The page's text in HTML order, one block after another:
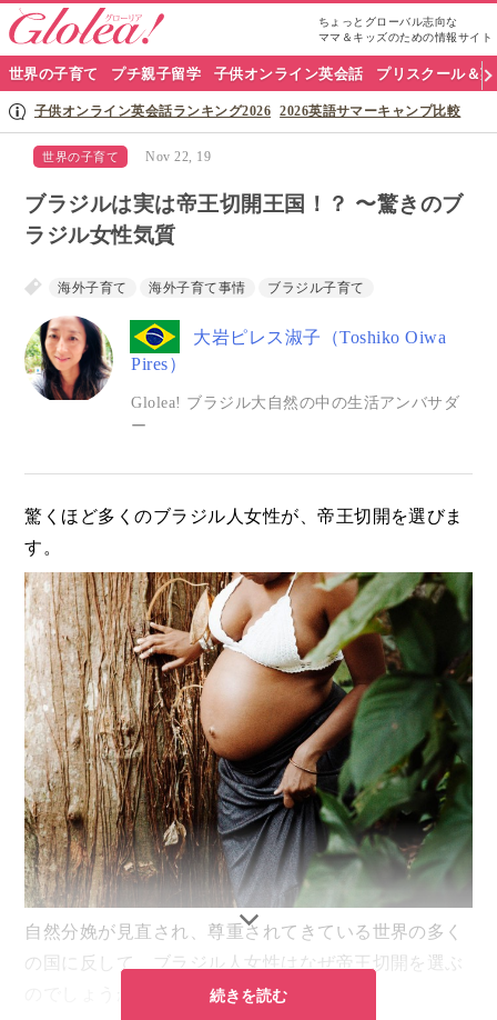
ちょっとグローバル志向な
ママ＆キッズのための情報サイト
グ
ロ
リ
ア
世界の子育て プチ親子留学 子供オンライン英会話 プリスクール＆
子供オンライン英会話ランキング2026 2026英語サマーキャンプ比較
世界の子育て Nov 22, 19
ブラジルは実は帝王切開王国！？ 〜驚きのブ
ラジル女性気質
海外子育て 海外子育て事情 ブラジル子育て
大岩ピレス淑子（Toshiko Oiwa
Pires）
Glolea! ブラジル大自然の中の生活アンバサダ
ー
驚くほど多くのブラジル人女性が、帝王切開を選びま
す。
自然分娩が見直され、尊重されてきている世界の多く
の国に反して、ブラジル人女性はなぜ帝王切開を選ぶ
続きを読む